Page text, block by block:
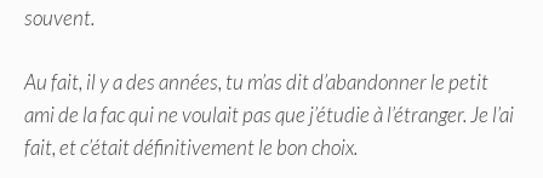
souvent.
Au fait, il y a des années, tu m’as dit d’abandonner le petit
ami de la fac qui ne voulait pas que j’étudie à l’étranger. Je l’ai
fait, et c’était définitivement le bon choix.